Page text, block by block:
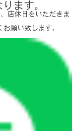
ます。
店休日をいただきま
願い致します。